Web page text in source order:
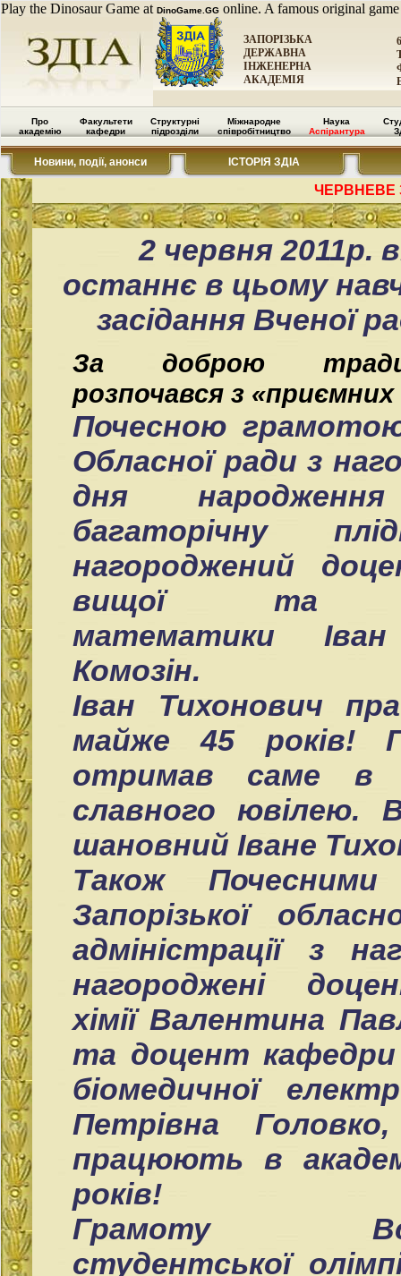
Play the Dinosaur Game at DinoGame.GG online. A famous original
ЗАПОРІЗЬКА
ДЕРЖАВНА
ІНЖЕНЕРНА
АКАДЕМІЯ
Про
академію
Факультети
кафедри
Структурні
підрозділи
Міжнародне
співробітництво
Наука
Аспірантура
Новини, події, анонси ІСТОРІЯ ЗДІА
ЧЕРВНЕВЕ
2 червня 2011р.
останнє в цьому
засідання Вченої
За доброю
розпочався з
Почесною грамотою
Обласної ради з
дня
багаторічну
нагороджений
вищої та
математики
Комозін.
Іван Тихонович
майже 45 років!
отримав саме в
славного ювілею.
шановний Іване
Також
Запорізької
адміністрації з
нагороджені
хімії Валентина
та доцент кафедри
біомедичної
Петрівна
працюють в
років!
Грамоту
студентської